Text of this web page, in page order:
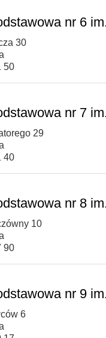
nr 6
30
50
nr 7
29
40
nr 8
10
90
nr 9
6